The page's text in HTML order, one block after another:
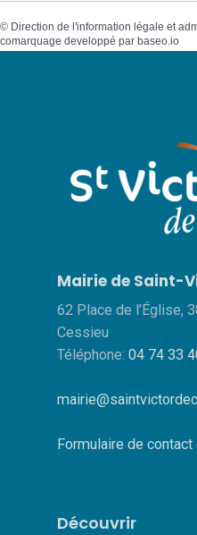
© Direction de l'information légale et
comarquage developpé par baseo.io
Mairie de Saint-
62 Place de l’Église,
Cessieu
Téléphone: 04 74 33
Formulaire de contact
Découvrir